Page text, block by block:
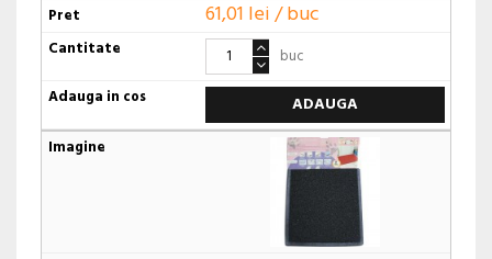
61,01 lei / buc
buc
ADAUGA